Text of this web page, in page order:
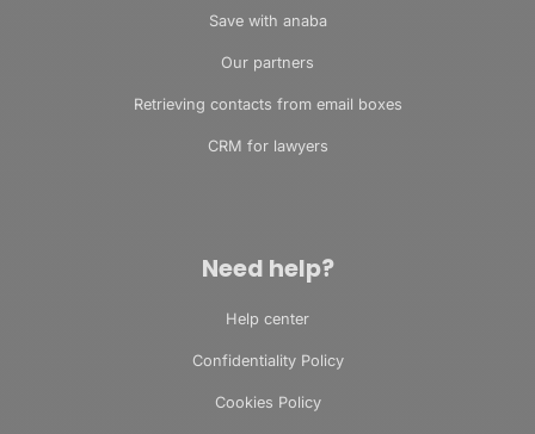
Save with anaba
Our partners
Retrieving contacts from email boxes
CRM for lawyers
Need help?
Help center
Confidentiality Policy
Cookies Policy